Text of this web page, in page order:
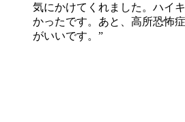
気にかけてくれました。ハイ
かったです。あと、高所恐怖
がいいです。”